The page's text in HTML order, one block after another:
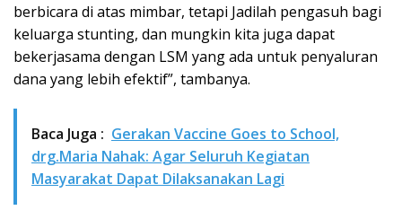
berbicara di atas mimbar, tetapi Jadilah pengasuh bagi
keluarga stunting, dan mungkin kita juga dapat
bekerjasama dengan LSM yang ada untuk penyaluran
dana yang lebih efektif”, tambanya.
Baca Juga : Gerakan Vaccine Goes to School,
drg.Maria Nahak: Agar Seluruh Kegiatan
Masyarakat Dapat Dilaksanakan Lagi